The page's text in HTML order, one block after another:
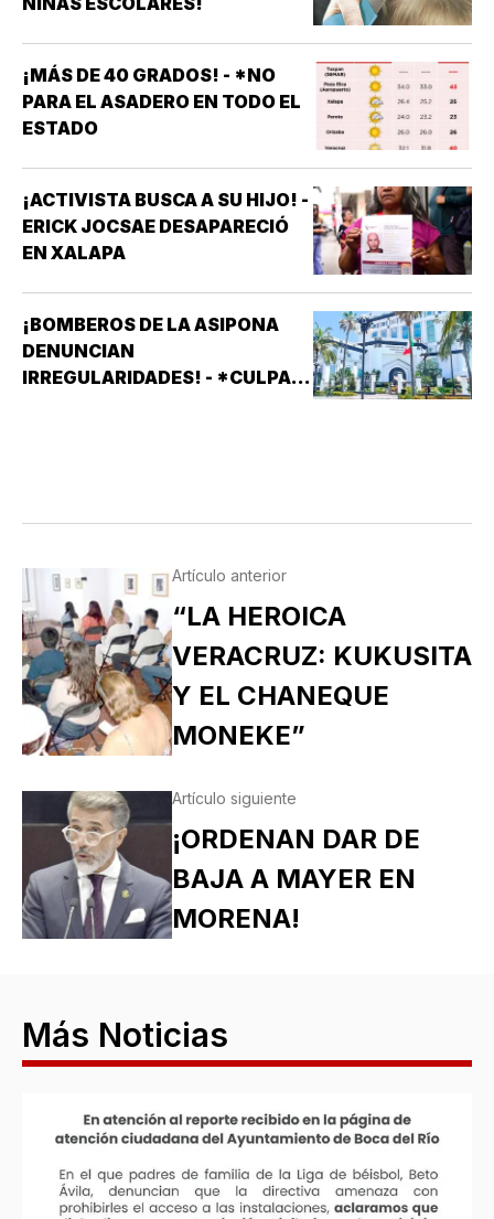
¡MÁS DE 40 GRADOS! - *NO
PARA EL ASADERO EN TODO EL
ESTADO
¡ACTIVISTA BUSCA A SU HIJO! -
ERICK JOCSAE DESAPARECIÓ
EN XALAPA
¡BOMBEROS DE LA ASIPONA
DENUNCIAN
IRREGULARIDADES! - *CULPAN
Artículo anterior
“LA HEROICA
VERACRUZ: KUKUSITA
Y EL CHANEQUE
MONEKE”
Artículo siguiente
¡ORDENAN DAR DE
BAJA A MAYER EN
MORENA!
Más Noticias